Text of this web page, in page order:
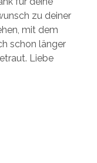
zu deiner
mit dem
schon länger
Liebe